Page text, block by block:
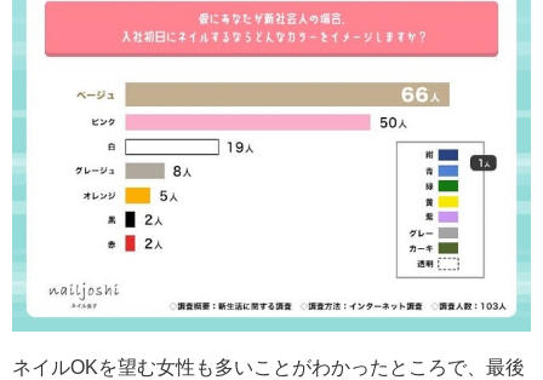
ネイルOKを望む女性も多いことがわかったところで、最後